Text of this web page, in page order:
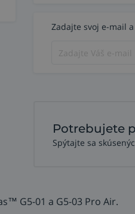
Zadajte svoj e-mail
Potrebujete
Spýtajte sa
G5-01 a G5-03 Pro Air.